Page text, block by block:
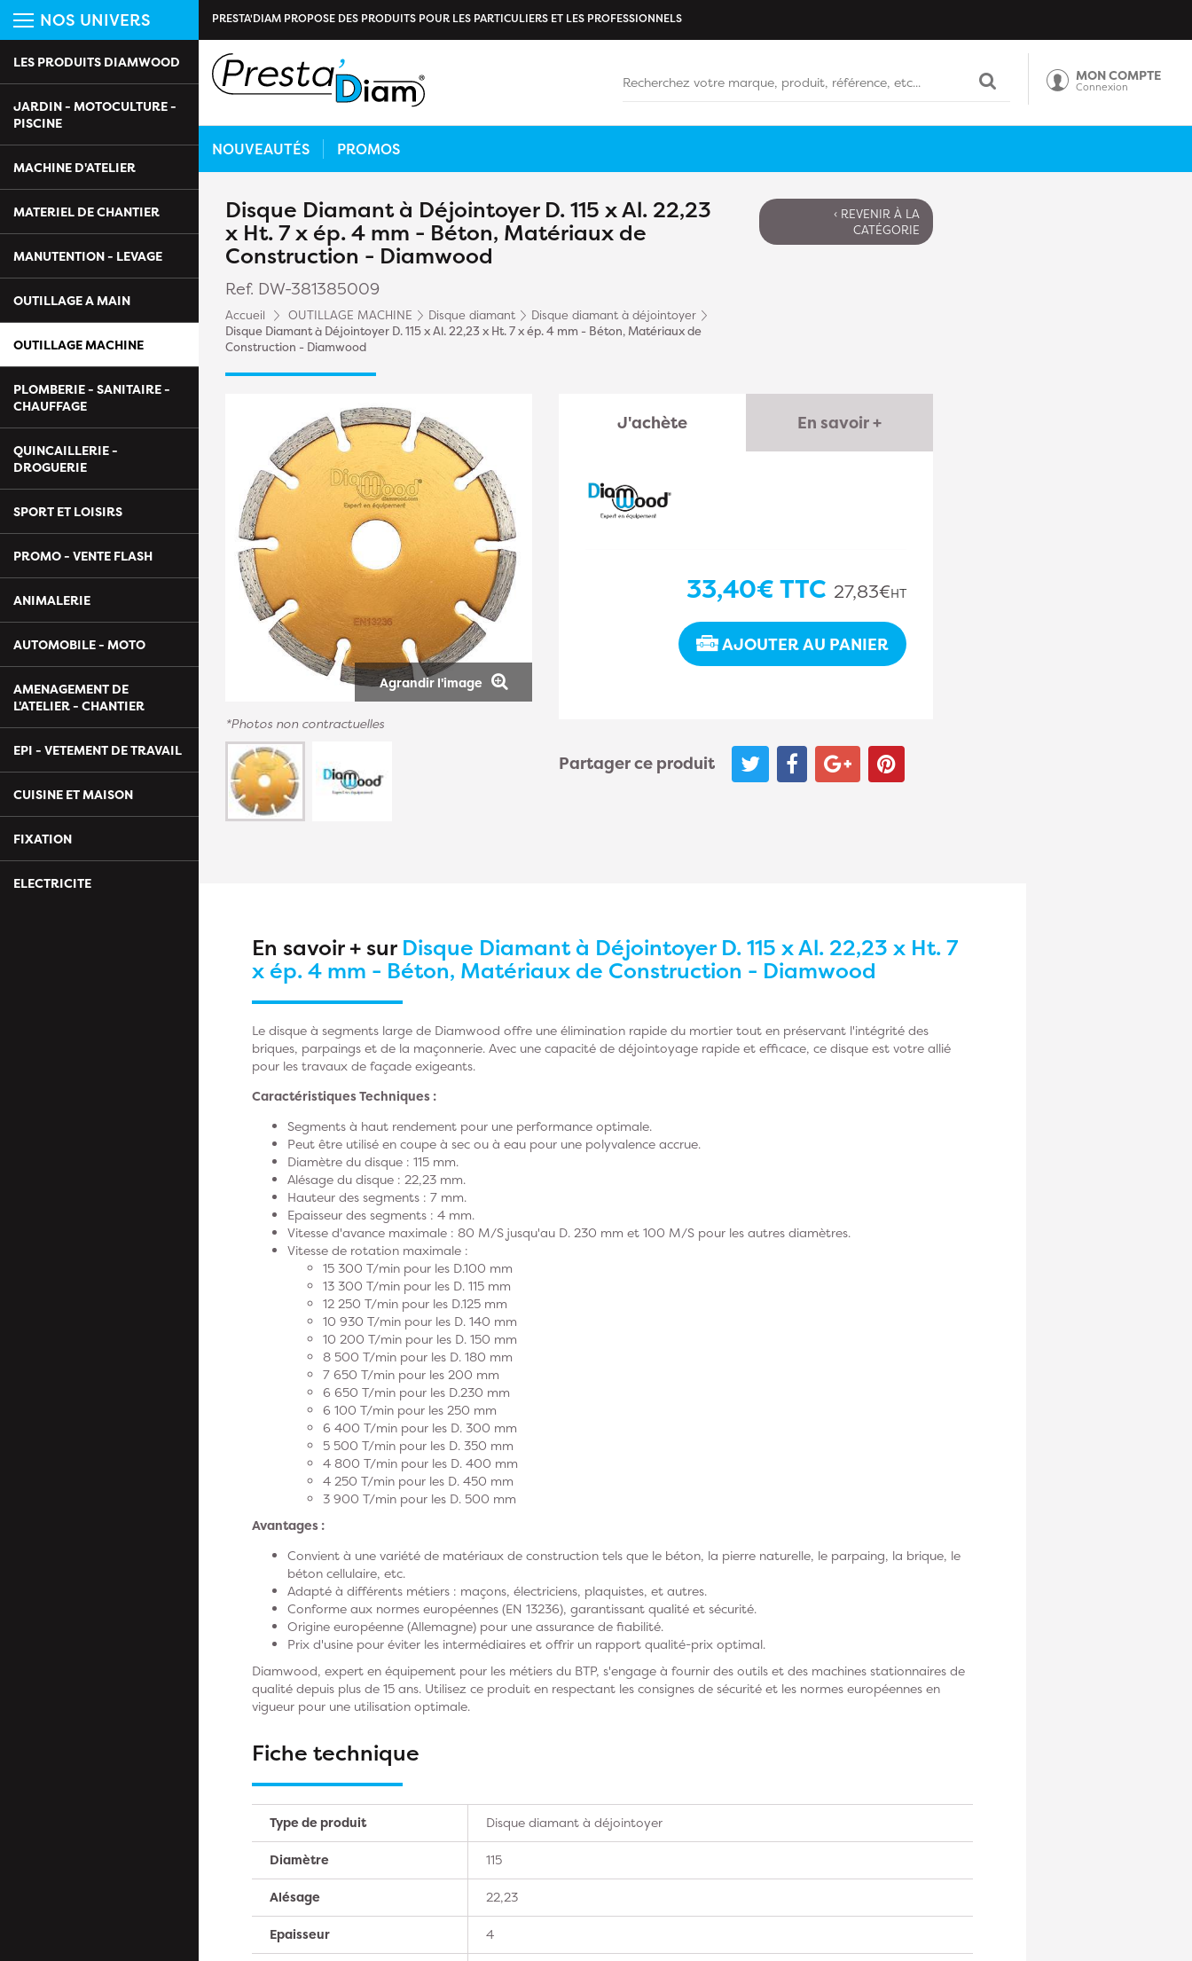
NOS UNIVERS
LES PRODUITS DIAMWOOD
JARDIN - MOTOCULTURE -
PISCINE
MACHINE D'ATELIER
MATERIEL DE CHANTIER
MANUTENTION - LEVAGE
OUTILLAGE A MAIN
OUTILLAGE MACHINE
PLOMBERIE - SANITAIRE -
CHAUFFAGE
QUINCAILLERIE -
DROGUERIE
SPORT ET LOISIRS
PROMO - VENTE FLASH
ANIMALERIE
AUTOMOBILE - MOTO
AMENAGEMENT DE
L'ATELIER - CHANTIER
EPI - VETEMENT DE TRAVAIL
CUISINE ET MAISON
FIXATION
ELECTRICITE
PRESTA'DIAM PROPOSE DES PRODUITS POUR LES PARTICULIERS ET LES PROFESSIONNELS
MON COMPTE
Connexion
NOUVEAUTÉS PROMOS
Disque Diamant à Déjointoyer D. 115 x Al. 22,23
x Ht. 7 x ép. 4 mm - Béton, Matériaux de
Construction - Diamwood
Ref. DW-381385009
Accueil OUTILLAGE MACHINE Disque diamant
Disque diamant à déjointoyer
Disque Diamant à Déjointoyer D. 115 x Al. 22,23 x Ht. 7 x ép. 4 mm - Béton, Matériaux de
Construction - Diamwood
‹ REVENIR À LA
CATÉGORIE
Agrandir l'image
*Photos non contractuelles
J'achète En savoir +
33,40€TTC 27,83€HT
AJOUTER AU PANIER
Partager ce produit
En savoir + sur Disque Diamant à Déjointoyer D. 115 x Al. 22,23 x Ht. 7
x ép. 4 mm - Béton, Matériaux de Construction - Diamwood
Le disque à segments large de Diamwood offre une élimination rapide du mortier tout en préservant l'intégrité des
briques, parpaings et de la maçonnerie. Avec une capacité de déjointoyage rapide et efficace, ce disque est votre allié
pour les travaux de façade exigeants.
Caractéristiques Techniques :
Segments à haut rendement pour une performance optimale.
Peut être utilisé en coupe à sec ou à eau pour une polyvalence accrue.
Diamètre du disque : 115 mm.
Alésage du disque : 22,23 mm.
Hauteur des segments : 7 mm.
Epaisseur des segments : 4 mm.
Vitesse d'avance maximale : 80 M/S jusqu'au D. 230 mm et 100 M/S pour les autres diamètres.
Vitesse de rotation maximale :
15 300 T/min pour les D.100 mm
13 300 T/min pour les D. 115 mm
12 250 T/min pour les D.125 mm
10 930 T/min pour les D. 140 mm
10 200 T/min pour les D. 150 mm
8 500 T/min pour les D. 180 mm
7 650 T/min pour les 200 mm
6 650 T/min pour les D.230 mm
6 100 T/min pour les 250 mm
6 400 T/min pour les D. 300 mm
5 500 T/min pour les D. 350 mm
4 800 T/min pour les D. 400 mm
4 250 T/min pour les D. 450 mm
3 900 T/min pour les D. 500 mm
Avantages :
Convient à une variété de matériaux de construction tels que le béton, la pierre naturelle, le parpaing, la brique, le
béton cellulaire, etc.
Adapté à différents métiers : maçons, électriciens, plaquistes, et autres.
Conforme aux normes européennes (EN 13236), garantissant qualité et sécurité.
Origine européenne (Allemagne) pour une assurance de fiabilité.
Prix d'usine pour éviter les intermédiaires et offrir un rapport qualité-prix optimal.
Diamwood, expert en équipement pour les métiers du BTP, s'engage à fournir des outils et des machines stationnaires de
qualité depuis plus de 15 ans. Utilisez ce produit en respectant les consignes de sécurité et les normes européennes en
vigueur pour une utilisation optimale.
Fiche technique
Type de produit Disque diamant à déjointoyer
Diamètre 115
Alésage 22,23
Epaisseur 4